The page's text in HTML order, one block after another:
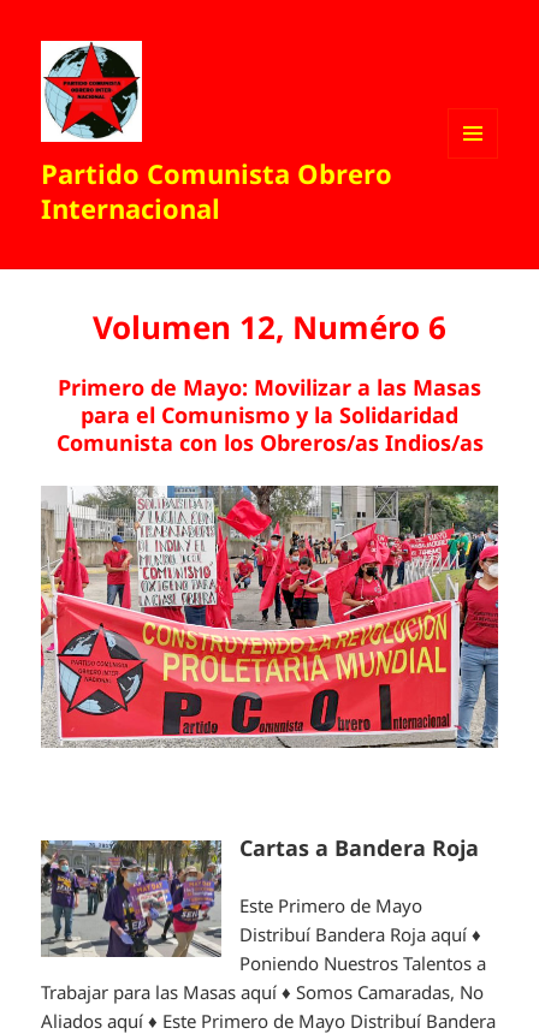
Partido Comunista Obrero
Internacional
Volumen 12, Numéro 6
Primero de Mayo: Movilizar a las Masas
para el Comunismo y la Solidaridad
Comunista con los Obreros/as Indios/as
Cartas a Bandera Roja
Este Primero de Mayo
Distribuí Bandera Roja aquí ♦
Poniendo Nuestros Talentos a
Trabajar para las Masas aquí ♦ Somos Camaradas, No
Aliados aquí ♦ Este Primero de Mayo Distribuí Bandera